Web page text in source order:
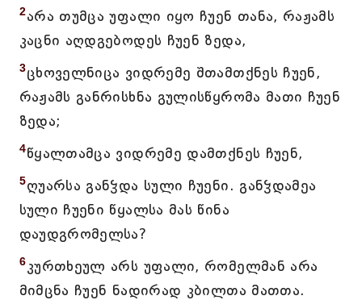
2არა თუმცა უფალი იყო ჩუენ თანა, რაჟამს
კაცნი აღდგებოდეს ჩუენ ზედა,
3ცხოველნიცა ვიდრემე შთამთქნეს ჩუენ,
რაჟამს განრისხნა გულისწყრომა მათი ჩუენ
ზედა;
4წყალთამცა ვიდრემე დამთქნეს ჩუენ,
5ღუარსა განჴდა სული ჩუენი. განჴდამეა
სული ჩუენი წყალსა მას წინა
დაუდგრომელსა?
6კურთხეულ არს უფალი, რომელმან არა
მიმცნა ჩუენ ნადირად კბილთა მათთა.